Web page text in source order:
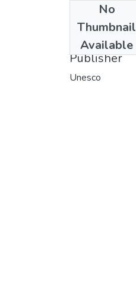
No
Thumbnail
Available
1989
Publisher
Unesco